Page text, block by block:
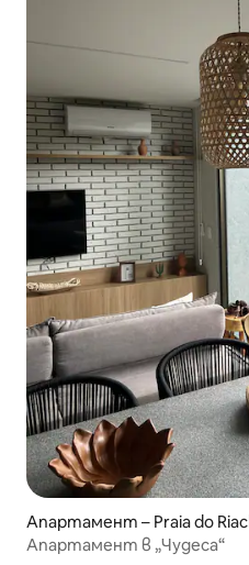
Апартамент – Praia do
ca dos Milagres
Апартамент в „Чудеса“